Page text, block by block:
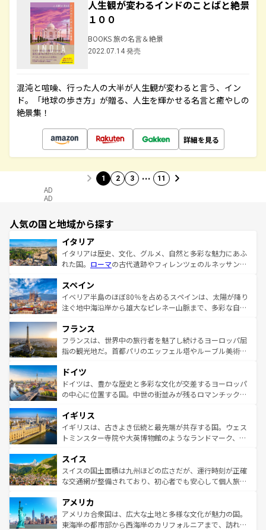
人生観が変わるインドのことばと絶景
１００
BOOKS 旅の名言＆絶景
2022.07.14 発売
混沌と喧噪、行った人の大半が人生観が変わると言う、イン
ド。「地球の歩き方」が贈る、人生を輝かせる名言と癒やしの
絶景集！
詳細を見る
1 2 3 … 11
AD
AD
人気の国と地域から探す
イタリア
イタリアは歴史、文化、グルメ、自然と多彩な魅力にあふ
れた国。 ローマの古代遺跡やフィレンツェのルネッサンス
ろん、トスカーナの美しい田園風景やアマルフィ海岸の絶
景など、自然景観も見逃せない。観光の合間には、本場の
ピザやパスタなど、絶品のイタリア料理を堪能することも
ませてくれるイタリアで、忘れられない旅をしてみよう！
なお、新着のイタリア情報はコンテンツ一覧 を参照してほ
しい。
スペイン
イベリア半島のほぼ80％を占めるスペインは、太陽が降り
注ぐ地中海沿岸から雄大なピレネー山脈まで、多彩な自然
文化が根付くこの国では、情熱的なフラメンコ、熱気あふ
れる闘牛、そして美味しいタパスが生活の一部となってい
る。首都マドリードの洗練された雰囲気や、バルセロナの
の城塞都市、穏やかなビーチリゾートまで多彩な表情を見
せる。地方によって風土や気候が異なるスペインはその個
性で訪れる人を魅了する。 なお、新着のスペイン情報はコ
フランス
フランスは、世界中の旅行者を魅了し続けるヨーロッパ屈
指の観光地だ。首都パリのエッフェル塔やルーブル美術館
で、幅広い魅力が詰まっている。華麗な宮殿、歴史的な大
聖堂、美しいビーチ、そして豊かな自然が、訪れる者を心
から魅了する。また、フランスは美食の国としても知ら
いる。シャンパンの発祥地であるランス、プロヴァンスの
香り高いラベンダー畑など、多彩な楽しみ方が可能だ。さ
らに、パリ以外の地域にも魅力が溢れており、どの街角に
れる地方に足を運ぶとそれぞれで全く異なる文化を体験で
きるだろう。 なお、新着のフランス情報はコンテンツ一覧
を参照してほしい。
ドイツ
ドイツは、豊かな歴史と多彩な文化が交差するヨーロッパ
の中心に位置する国。中世の街並みが残るロマンチック街
顔を持つこの国は、どこを歩いても飽きることがない。ベ
ルリンの文化的活気、バイエルン州のアルプスの絶景、そ
してライン川沿いのワイン畑といった風景は必見。ビール
は、お酒好きな人にはぜひ体験してほしい。 なお、新着の
ドイツ情報はコンテンツ一覧を参照してほしい。
イギリス
イギリスは、古きよき伝統と最先端が共存する国。ウェス
トミンスター寺院や大英博物館のようなランドマーク、歴
リアごとに異なる魅力がある。また、優雅なアフタヌーン
ティー、ビール好きにはたまらない英国パブ、サッカー観
戦など、本場だからこそできる体験も豊富。イギリスを旅
ンツ一覧を参照してほしい。
スイス
スイスの国土面積は九州ほどの広さだが、運行時刻が正確
な交通網が整備されており、初心者でも安心して個人旅行
の建物がそのまま残る町や、スイスならではのユニークな
博物館もあり、アルプス観光だけでなく町歩きも満喫する
ことができる。国民の所得が高いため物価も高いが、旅行
アメリカ
アメリカ合衆国は、広大な土地と多様な文化が魅力の国。
東海岸の都市部から西海岸のカリフォルニアまで、訪れる